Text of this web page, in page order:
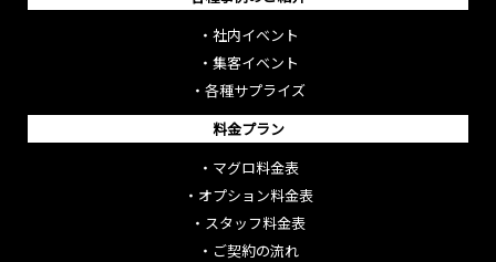
・ 社内イベント
・ 集客イベント
・ 各種サプライズ
料金プラン
・ マグロ料金表
・ オプション料金表
・ スタッフ料金表
・ ご契約の流れ